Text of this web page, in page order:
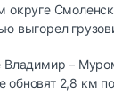
округе
выгорел
Владимир –
обновят 2,8 км